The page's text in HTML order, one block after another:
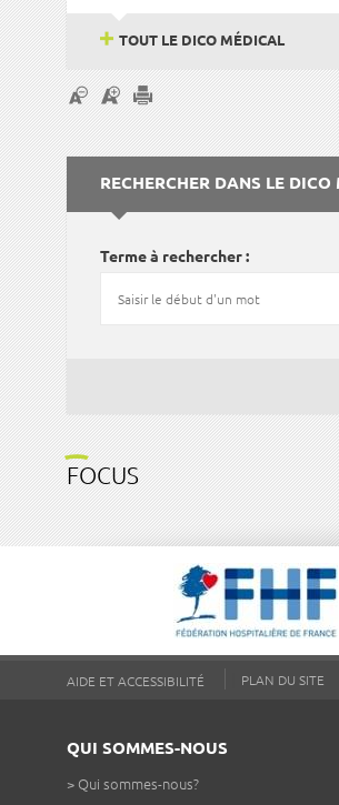
TOUT LE DICO MÉDICAL
RECHERCHER DANS LE
Terme à rechercher
FOCUS
AIDE ET ACCESSIBILITÉ PLAN DU SITE
QUI SOMMES-NOUS
> Qui sommes-nous?